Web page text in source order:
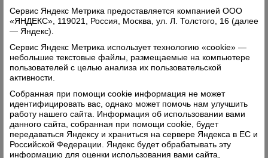
Всё в твоих руках
17.09.2014 в
Сегодняшние интернет, телевидение и другие
средства массовой информации пестрят
объявлениями об отдыхе в любой точке земного
шара. Острова с экзотическими названиями и
самые красивые уголки нашей страны и планеты
Сервис Яндекс Метрика предоставляется компанией ООО
«ЯНДЕКС», 119021, Россия, Москва, ул. Л. Толстого, 16 (далее
— Яндекс).
Сервис Яндекс Метрика использует технологию «cookie» —
небольшие текстовые файлы, размещаемые на компьютере
пользователей с целью анализа их пользовательской
активности.
Собранная при помощи cookie информация не может
идентифицировать вас, однако может помочь нам улучшить
работу нашего сайта. Информация об использовании вами
данного сайта, собранная при помощи cookie, будет
передаваться Яндексу и храниться на сервере Яндекса в ЕС и
Российской Федерации. Яндекс будет обрабатывать эту
информацию для оценки использования вами сайта,